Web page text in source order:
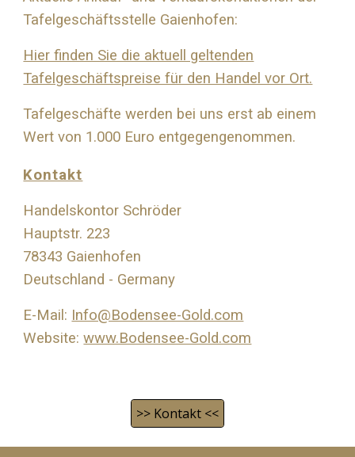
Tafelgeschäftsstelle Gaienhofen:
Hier finden Sie die aktuell geltenden
Tafelgeschäftspreise für den Handel vor Ort.
Tafelgeschäfte werden bei uns erst ab einem
Wert von 1.000 Euro entgegengenommen.
Kontakt
Handelskontor Schröder
Hauptstr. 223
78343 Gaienhofen
Deutschland - Germany
E-Mail: Info@Bodensee-Gold.com
Website:www.Bodensee-Gold.com
>> Kontakt <<